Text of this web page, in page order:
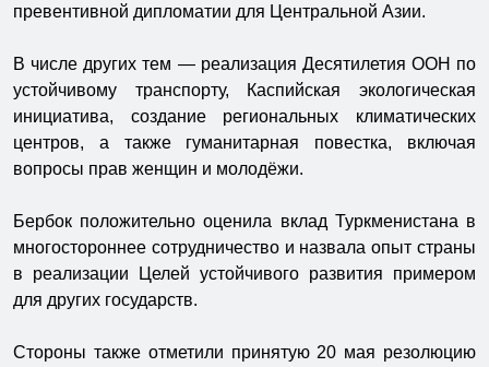
превентивной дипломатии для Центральной Азии.
В числе других тем — реализация Десятилетия ООН по
устойчивому транспорту, Каспийская экологическая
инициатива, создание региональных климатических
центров, а также гуманитарная повестка, включая
вопросы прав женщин и молодёжи.
Бербок положительно оценила вклад Туркменистана в
многостороннее сотрудничество и назвала опыт страны
в реализации Целей устойчивого развития примером
для других государств.
Стороны также отметили принятую 20 мая резолюцию